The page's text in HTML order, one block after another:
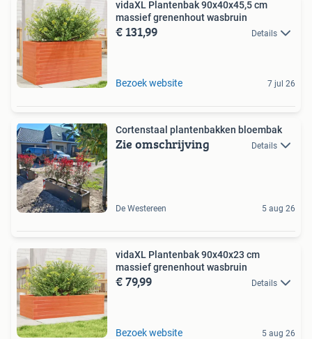
vidaXL Plantenbak 90x40x45,5 cm
massief grenenhout wasbruin
€ 131,99 Details
Bezoek website 7 jul 26
Cortenstaal plantenbakken bloembak
Zie omschrijving Details
De Westereen 5 aug 26
vidaXL Plantenbak 90x40x23 cm
massief grenenhout wasbruin
€ 79,99 Details
Bezoek website 5 aug 26